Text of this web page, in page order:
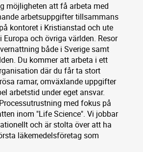
möjligheten att få arbeta med
arbetsuppgifter tillsammans
kontoret i Kristianstad och ute
Europa och övriga världen. Resor
både i Sverige samt
Du kommer att arbeta i ett
där du får ta stort
ramar, omväxlande uppgifter
arbetstid under eget ansvar.
med fokus på
inom "Life Science". Vi jobbar
och är stolta över att ha
läkemedelsföretag som